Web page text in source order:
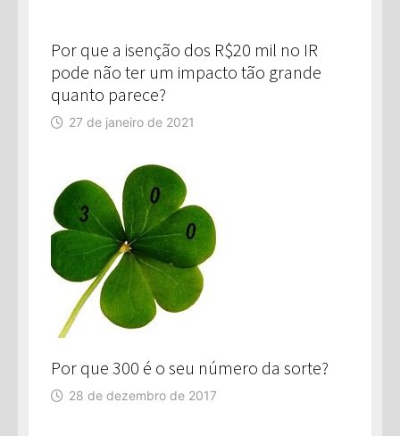
Por que a isenção dos R$20 mil no IR
pode não ter um impacto tão grande
quanto parece?
27 de janeiro de 2021
Por que 300 é o seu número da sorte?
28 de dezembro de 2017